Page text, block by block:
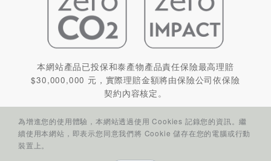
本網站產品已投保和泰產物產品責任保險最高理賠
$30,000,000 元，實際理賠金額將由保險公司依保險
契約內容核定。
為增進您的使用體驗，本網站透過使用 Cookies 記錄您的資訊。繼
續使用本網站，即表示您同意我們將 Cookie 儲存在您的電腦或行動
裝置上。